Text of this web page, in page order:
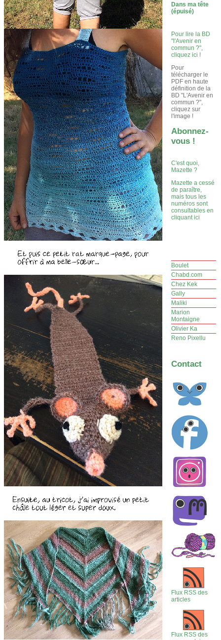
Dans ma tête
(épuisé)
Pour lire la BD
"l'Avenir en
commun ?",
cliquez ici !
Pour
télécharger le
PDF en haute
définition de la
BD "L'Avenir en
commun ?",
cliquez sur
l'image !
Abonnez-
vous !
C'est quoi,
Mazette ?
Mazette a cessé
de paraître,
mais tous les
numéros sont
consultables en
cliquant ici
Boulet
Chabd.com
Chez Kek
Gally
Maliki
Marion
Montaigne
Olivier Ka
Reno Pixellu
Contact
Flux RSS des
articles
Flux RSS des